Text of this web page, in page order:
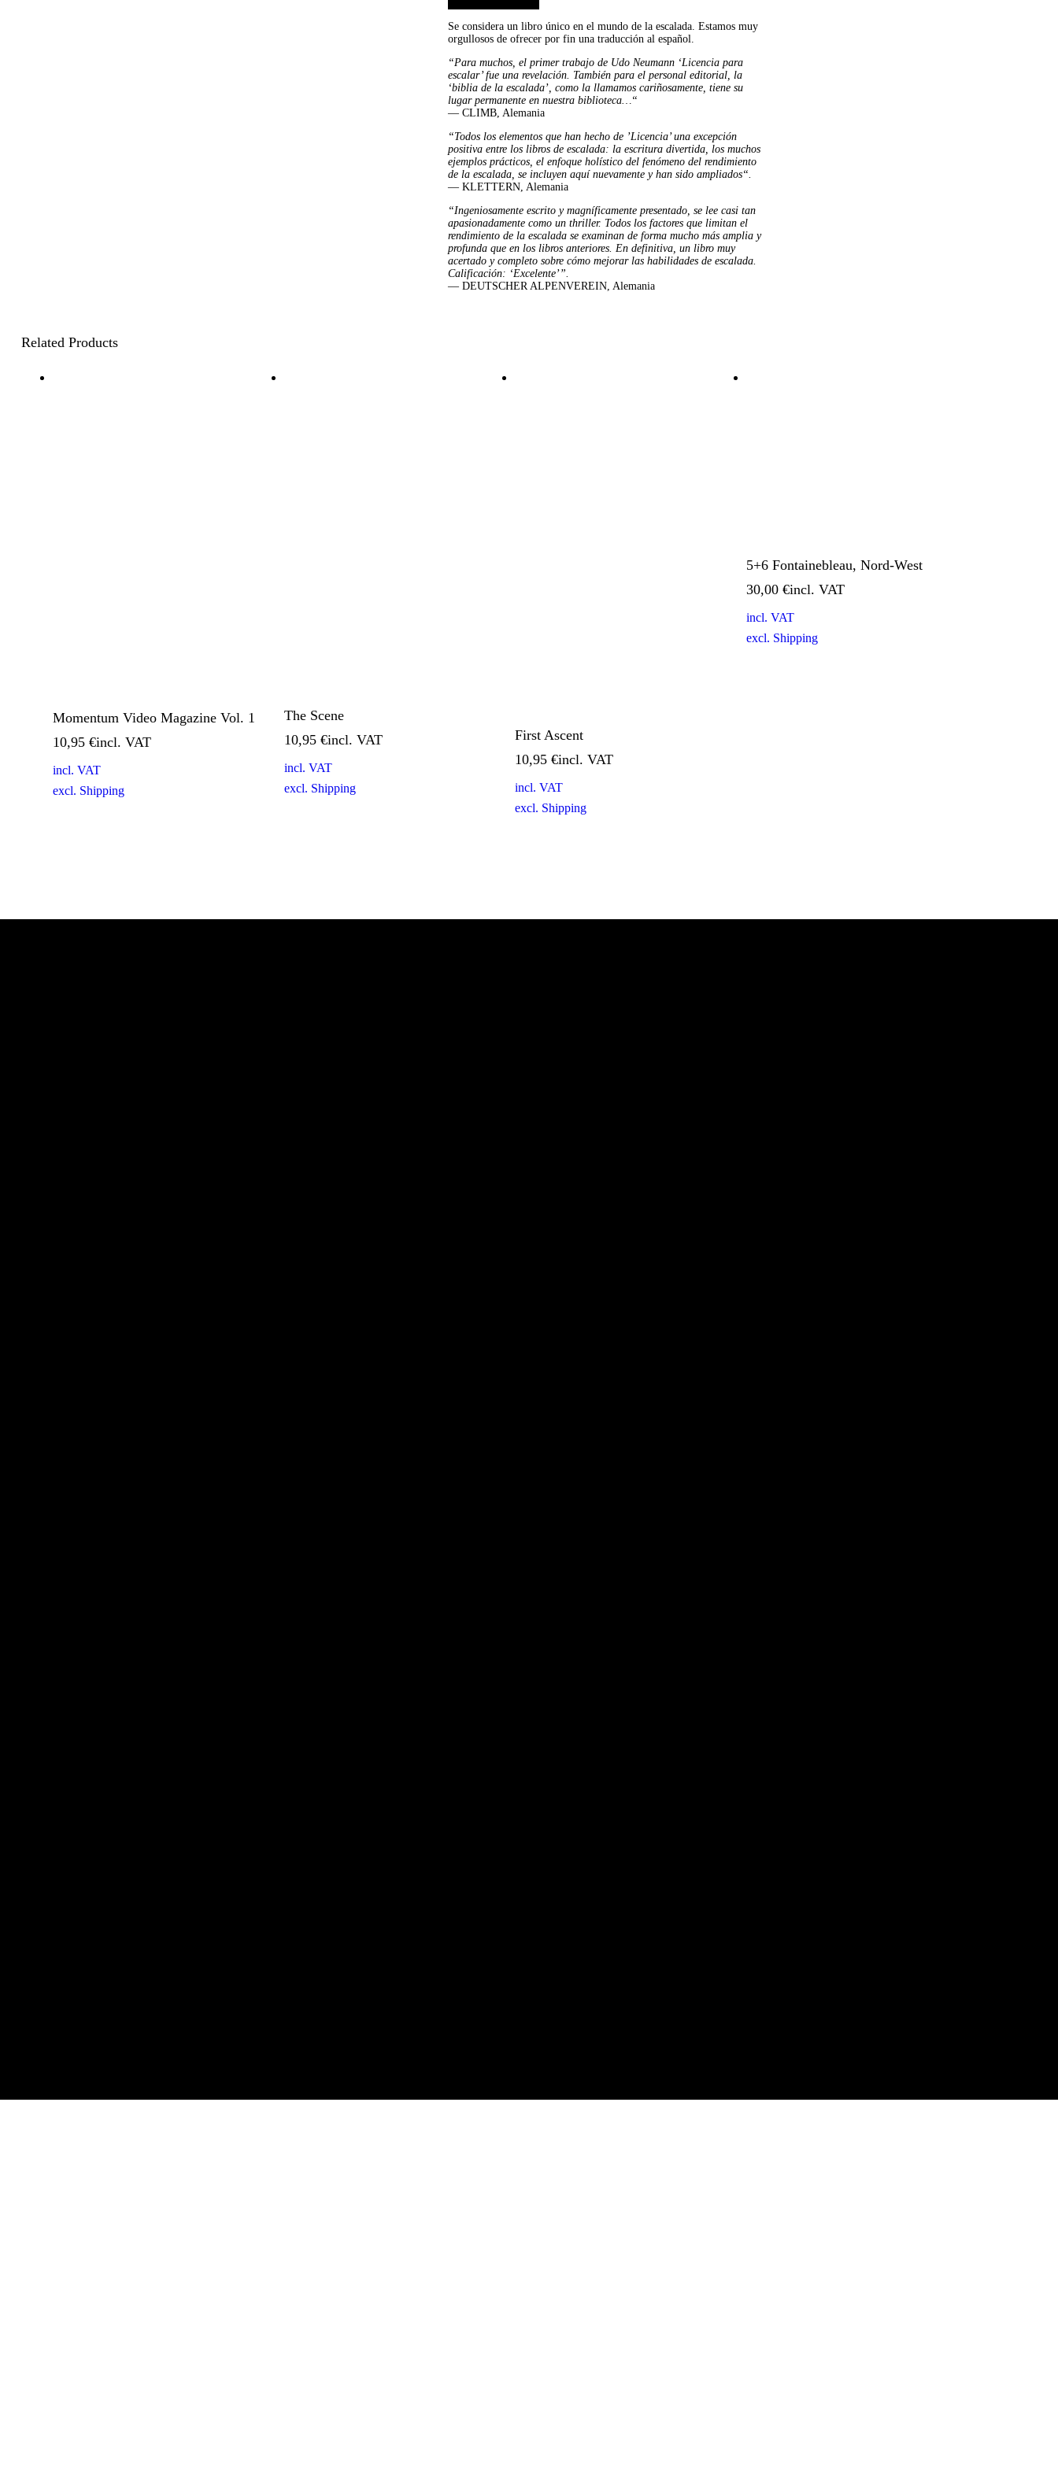
Se considera un libro único en el mundo de la escalada. Estamos muy
orgullosos de ofrecer por fin una traducción al español.
“Para muchos, el primer trabajo de Udo Neumann ‘Licencia para
escalar’ fue una revelación. También para el personal editorial, la
‘biblia de la escalada’, como la llamamos cariñosamente, tiene su
lugar permanente en nuestra biblioteca…“
— CLIMB, Alemania
“Todos los elementos que han hecho de ’Licencia’ una excepción
positiva entre los libros de escalada: la escritura divertida, los muchos
ejemplos prácticos, el enfoque holístico del fenómeno del rendimiento
de la escalada, se incluyen aquí nuevamente y han sido ampliados“.
— KLETTERN, Alemania
“Ingeniosamente escrito y magníficamente presentado, se lee casi tan
apasionadamente como un thriller. Todos los factores que limitan el
rendimiento de la escalada se examinan de forma mucho más amplia y
profunda que en los libros anteriores. En definitiva, un libro muy
acertado y completo sobre cómo mejorar las habilidades de escalada.
Calificación: ‘Excelente’”.
— DEUTSCHER ALPENVEREIN, Alemania
Related Products
Momentum Video Magazine Vol. 1
10,95 €
incl. VAT
excl. Shipping
The Scene
10,95 €
incl. VAT
excl. Shipping
First Ascent
10,95€
incl. VAT
excl. Shipping
5+6 Fontainebleau, Nord-West
30,00€
incl. VAT
excl. Shipping